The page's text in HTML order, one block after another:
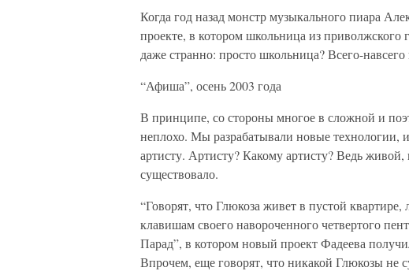
Когда год назад монстр музыкального пиара
проекте, в котором школьница из
даже странно: просто школьница? Всего-
“Афиша”, осень 2003 года
В принципе, со стороны многое в сложной и
неплохо. Мы разрабатывали новые технологии,
артисту. Артисту? Какому артисту? Ведь
существовало.
“Говорят, что Глюкоза живет в пустой
клавишам своего навороченного четвертого
Парад”, в котором новый проект Фадеева
Впрочем, еще говорят, что никакой Глюкозы не